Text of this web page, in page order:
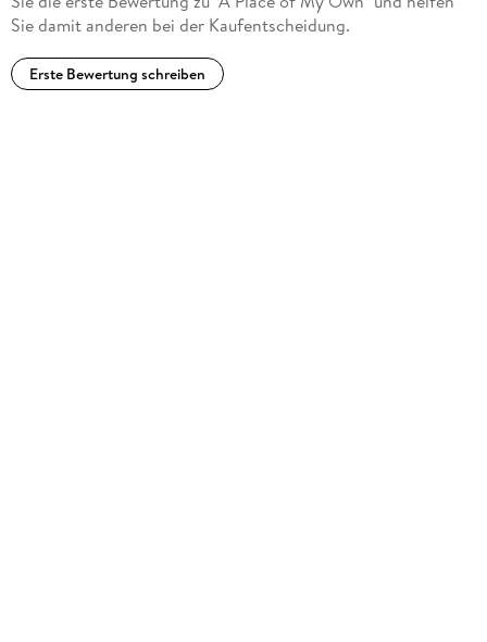
Sie damit anderen bei der Kaufentscheidung.
Erste Bewertung schreiben